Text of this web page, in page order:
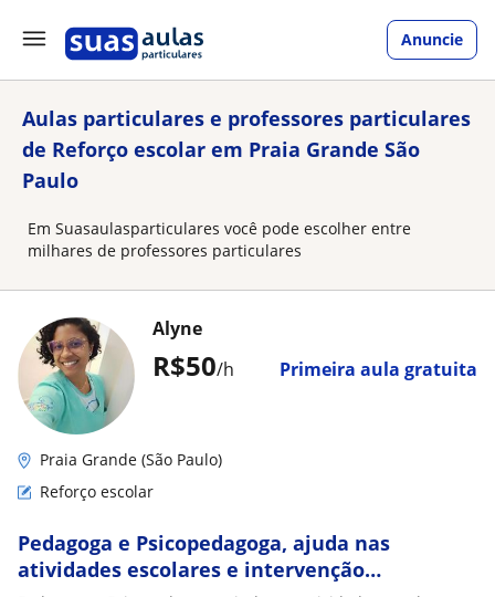
Anuncie
Aulas particulares e professores particulares
de Reforço escolar em Praia Grande São
Paulo
Em Suasaulasparticulares você pode escolher entre
milhares de professores particulares
R$50/h Primeira aula gratuita
Alyne
Praia Grande (São Paulo)
Reforço escolar
Pedagoga e Psicopedagoga, ajuda nas
atividades escolares e intervenção